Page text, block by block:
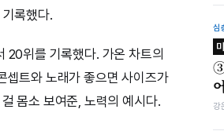
록했다.
20위를 기록했다. 가온 차트의
셉트와 노래가 좋으면 사이즈가
몸소 보여준, 노력의 예시다.
심
강